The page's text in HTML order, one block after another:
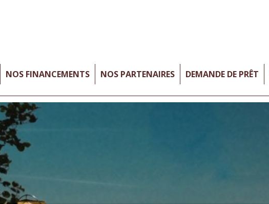
NOS FINANCEMENTS NOS PARTENAIRES DEMANDE DE PRÊT